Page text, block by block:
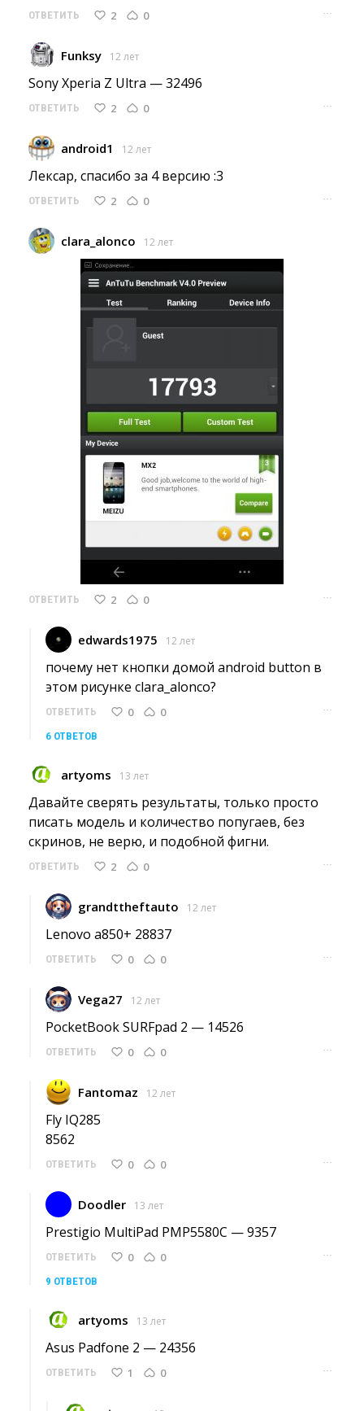
ОТВЕТИТЬ 2 0 ···
Funksy 12 лет
Sony Xperia Z Ultra — 32496
ОТВЕТИТЬ 2 0 ···
android1 12 лет
Лексар, спасибо за 4 версию :3
ОТВЕТИТЬ 2 0 ···
clara_alonco 12 лет
ОТВЕТИТЬ 2 0 ···
edwards1975 12 лет
почему нет кнопки домой android button в
этом рисунке clara_alonco?
ОТВЕТИТЬ 0 0 ···
6 ОТВЕТОВ
artyoms 13 лет
Давайте сверять результаты, только просто
писать модель и количество попугаев, без
скринов, не верю, и подобной фигни.
ОТВЕТИТЬ 2 0 ···
grandttheftauto 12 лет
Lenovo a850+ 28837
ОТВЕТИТЬ 0 0 ···
Vega27 12 лет
PocketBook SURFpad 2 — 14526
ОТВЕТИТЬ 0 0 ···
Fantomaz 12 лет
Fly IQ285
8562
ОТВЕТИТЬ 0 0 ···
Doodler 13 лет
Prestigio MultiPad PMP5580C — 9357
ОТВЕТИТЬ 0 0 ···
9 ОТВЕТОВ
artyoms 13 лет
Asus Padfone 2 — 24356
ОТВЕТИТЬ 1 0 ···